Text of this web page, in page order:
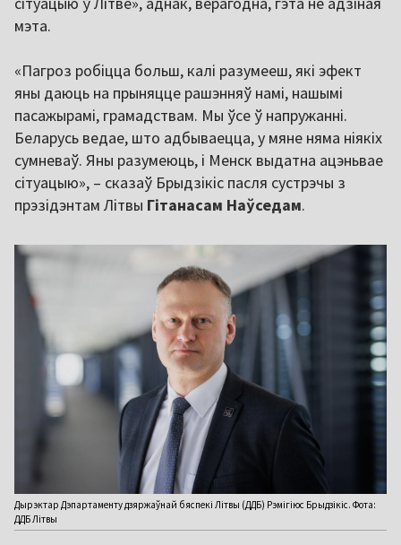
мэта.
«Пагроз робіцца больш, калі разумееш, які эфект
яны даюць на прыняцце рашэнняў намі, нашымі
пасажырамі, грамадствам. Мы ўсе ў напружанні.
Беларусь ведае, што адбываецца, у мяне няма ніякіх
сумневаў. Яны разумеюць, і Менск выдатна ацэньвае
сітуацыю», – сказаў Брыдзікіс пасля сустрэчы з
прэзідэнтам Літвы Гітанасам Наўседам.
Дырэктар Дэпартаменту дзяржаўнай бяспекі Літвы (ДДБ) Рэмігіюс Брыдзікіс. Фота:
ДДБ Літвы